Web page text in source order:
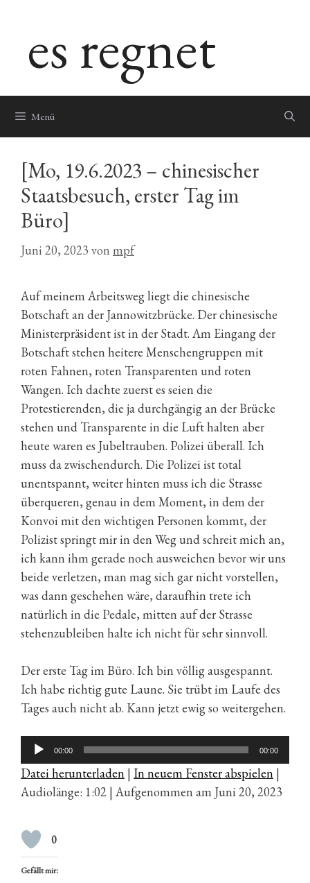
springenes regnet
Menü
[Mo, 19.6.2023 – chinesischer
Staatsbesuch, erster Tag im
Büro]
Juni 20, 2023 von mpf
Auf meinem Arbeitsweg liegt die chinesische
Botschaft an der Jannowitzbrücke. Der chinesische
Ministerpräsident ist in der Stadt. Am Eingang der
Botschaft stehen heitere Menschengruppen mit
roten Fahnen, roten Transparenten und roten
Wangen. Ich dachte zuerst es seien die
Protestierenden, die ja durchgängig an der Brücke
stehen und Transparente in die Luft halten aber
heute waren es Jubeltrauben. Polizei überall. Ich
muss da zwischendurch. Die Polizei ist total
unentspannt, weiter hinten muss ich die Strasse
überqueren, genau in dem Moment, in dem der
Konvoi mit den wichtigen Personen kommt, der
Polizist springt mir in den Weg und schreit mich an,
ich kann ihm gerade noch ausweichen bevor wir uns
beide verletzen, man mag sich gar nicht vorstellen,
was dann geschehen wäre, daraufhin trete ich
natürlich in die Pedale, mitten auf der Strasse
stehenzubleiben halte ich nicht für sehr sinnvoll.
Der erste Tag im Büro. Ich bin völlig ausgespannt.
Ich habe richtig gute Laune. Sie trübt im Laufe des
Tages auch nicht ab. Kann jetzt ewig so weitergehen.
Audio-
Player
00:00 00:00
Datei herunterladen | In neuem Fenster abspielen |
Audiolänge: 1:02 | Aufgenommen am Juni 20, 2023
0
Gefällt mir: